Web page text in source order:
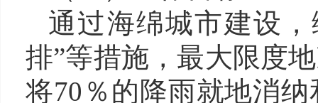
通过海绵城市建设
排”等措施，最大限度
将70％的降雨就地消